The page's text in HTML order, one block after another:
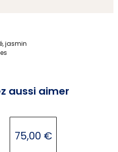
jasmin
aussi aimer
75,00 €